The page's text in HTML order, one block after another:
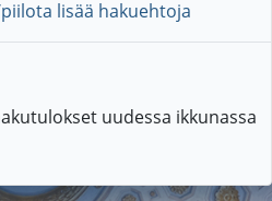
lisää hakuehtoja
uudessa ikkunassa